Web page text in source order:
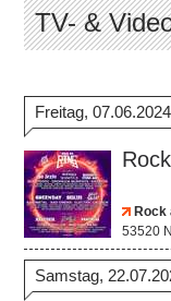
TV- &
Freitag, 07.06.2024
Rock
53520
Samstag,